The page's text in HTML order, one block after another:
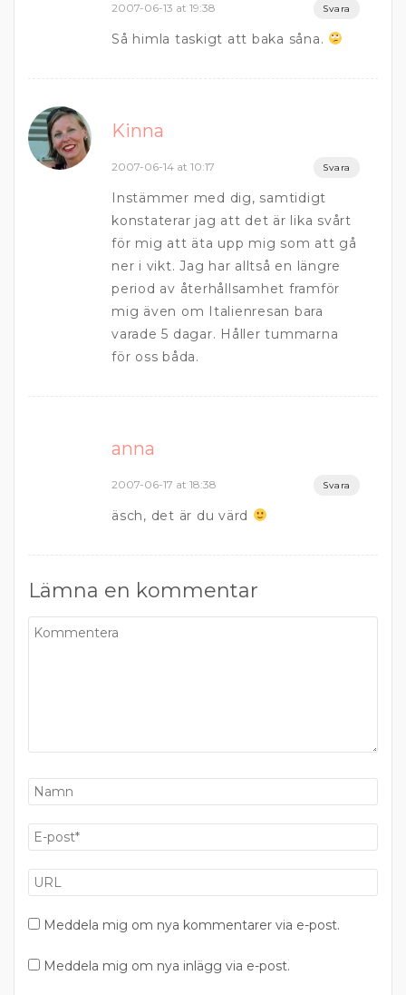
2007-06-13 at 19:38 Svara
Så himla taskigt att baka såna.
Kinna
2007-06-14 at 10:17 Svara
Instämmer med dig, samtidigt
konstaterar jag att det är lika svårt
för mig att äta upp mig som att gå
ner i vikt. Jag har alltså en längre
period av återhållsamhet framför
mig även om Italienresan bara
varade 5 dagar. Håller tummarna
för oss båda.
anna
2007-06-17 at 18:38 Svara
äsch, det är du värd
Lämna en kommentar
Meddela mig om nya kommentarer via e-post.
Meddela mig om nya inlägg via e-post.